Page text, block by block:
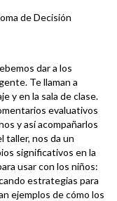
de Decisión
dar a los
Te llaman a
y en la sala de clase.
evaluativos
y así acompañarlos
taller, nos da un
significativos en la
usar con los niños:
estrategias para
ejemplos de cómo los